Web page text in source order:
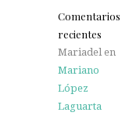
Comentarios
recientes
Mariadel en
Mariano
López
Laguarta